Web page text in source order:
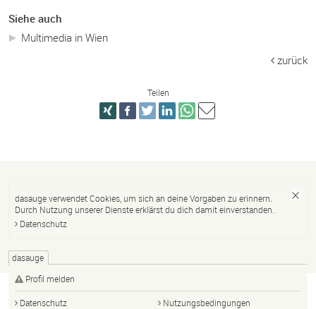
Siehe auch
Multimedia in Wien
zurück
Teilen
dasauge verwendet Cookies, um sich an deine Vorgaben zu erinnern.
Durch Nutzung unserer Dienste erklärst du dich damit einverstanden.
Datenschutz
dasauge
Profil melden
Datenschutz
Nutzungsbedingungen